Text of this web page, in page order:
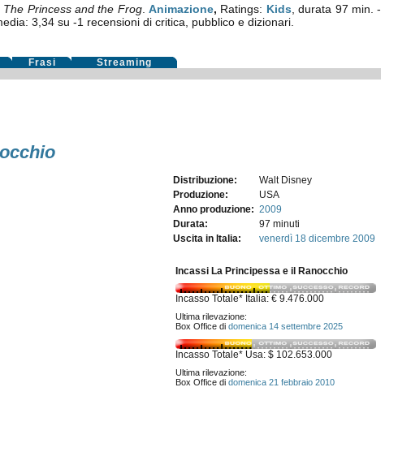
The Princess and the Frog.Animazione, Ratings: Kids , durata 97 min. -
3,34 su -1 recensioni di critica, pubblico e dizionari.
Frasi Streaming
Distribuzione:
Walt Disney
Produzione:
USA
Anno produzione: 2009
Durata:
97 minuti
Uscita in Italia:
venerdì 18 dicembre 2009
Incassi La Principessa e il Ranocchio
Incasso Totale* Italia: € 9.476.000
Ultima rilevazione:
Box Office didomenica 14 settembre 2025
Incasso Totale* Usa: $ 102.653.000
Ultima rilevazione:
Box Office didomenica 21 febbraio 2010